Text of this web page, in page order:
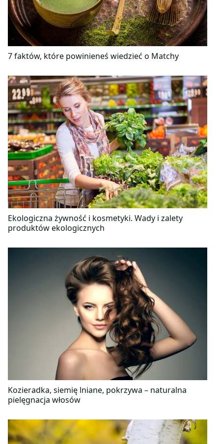
7 faktów, które powinieneś wiedzieć o Matchy
Ekologiczna żywność i kosmetyki. Wady i zalety
produktów ekologicznych
Kozieradka, siemię lniane, pokrzywa – naturalna
pielęgnacja włosów